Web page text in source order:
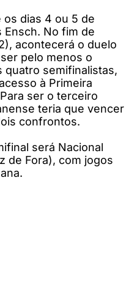
os dias 4 ou 5 de
Ensch. No fim de
acontecerá o duelo
pelo menos o
semifinalistas,
à Primeira
ser o terceiro
teria que vencer
confrontos.
será Nacional
de Fora), com jogos